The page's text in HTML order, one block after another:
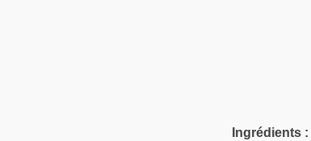
Ingrédients :